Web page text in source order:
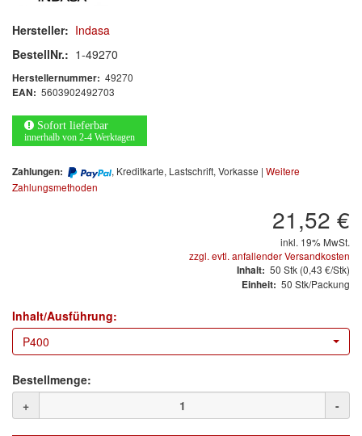
Luftfilter
Mischfarben
Restposten
Informationsmaterial
MARKEN
E-D
EVERCOAT
Facdos
Finixa
Hersteller: Indasa
BestellNr.: 1-49270
Herstellernummer: 49270
EAN: 5603902492703
Sofort lieferbar
innerhalb von 2-4 Werktagen
Zahlungen: , Kreditkarte, Lastschrift, Vorkasse | Weitere
Zahlungsmethoden
21,52 €
inkl. 19% MwSt.
zzgl. evtl. anfallender Versandkosten
Inhalt: 50 Stk (0,43 €/Stk)
Einheit: 50 Stk/Packung
Inhalt/Ausführung:
P400
Bestellmenge:
+
-